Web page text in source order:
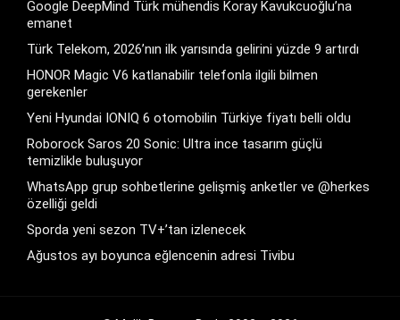
Google DeepMind Türk mühendis Koray Kavukcuoğlu’na
emanet
Türk Telekom, 2026’nın ilk yarısında gelirini yüzde 9 artırdı
HONOR Magic V6 katlanabilir telefonla ilgili bilmen
gerekenler
Yeni Hyundai IONIQ 6 otomobilin Türkiye fiyatı belli oldu
Roborock Saros 20 Sonic: Ultra ince tasarım güçlü
temizlikle buluşuyor
WhatsApp grup sohbetlerine gelişmiş anketler ve @herkes
özelliği geldi
Sporda yeni sezon TV+’tan izlenecek
Ağustos ayı boyunca eğlencenin adresi Tivibu